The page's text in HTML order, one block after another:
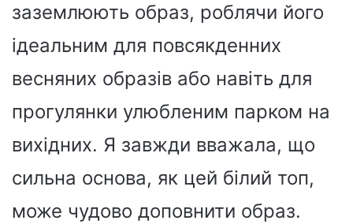
заземлюють образ, роблячи його
ідеальним для повсякденних
весняних образів або навіть для
прогулянки улюбленим парком на
вихідних. Я завжди вважала, що
сильна основа, як цей білий топ,
може чудово доповнити образ.